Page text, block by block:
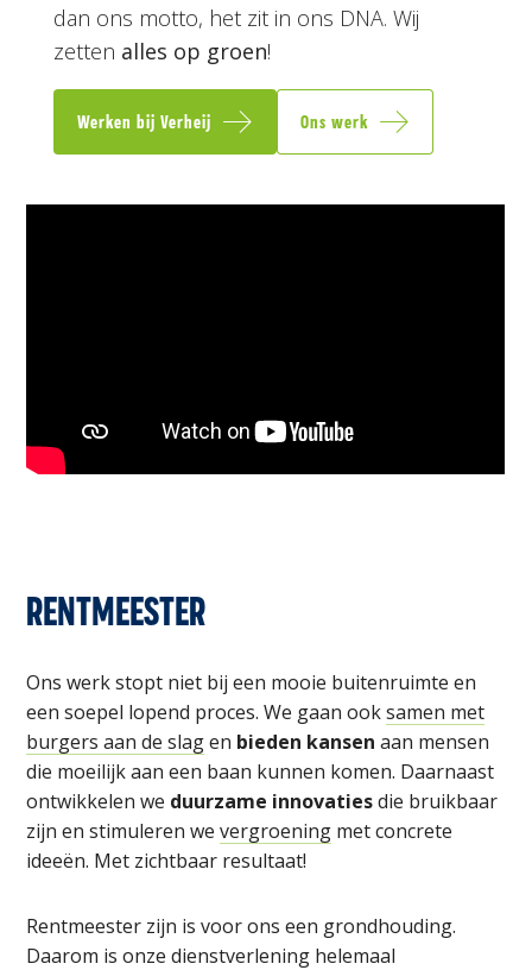
dan ons motto, het zit in ons DNA. Wij
zetten alles op groen!
Werken bij Verheij Ons werk
RENTMEESTER
Ons werk stopt niet bij een mooie buitenruimte en
een soepel lopend proces. We gaan ooksamen met
burgers aan de slagen bieden kansen aan mensen
die moeilijk aan een baan kunnen komen. Daarnaast
ontwikkelen we duurzame innovatiesdie bruikbaar
zijn en stimuleren wevergroening met concrete
ideeën. Met zichtbaar resultaat!
Rentmeester zijn is voor ons een grondhouding.
Daarom is onze dienstverlening helemaal